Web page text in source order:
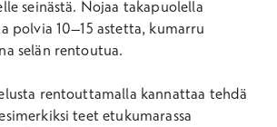
seinästä. Nojaa takapuolella
polvia 10–15 astetta, kumarru
selän rentoutua.
rentouttamalla kannattaa tehdä
teet etukumarassa